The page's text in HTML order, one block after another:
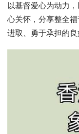
以基督爱心为动力
心关怀，分享整全
进取、勇于承担的